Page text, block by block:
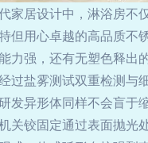
家居设计中，淋浴房不
但用心卓越的高品质不
力强，还有无塑色释出
过盐雾测试双重检测与
发异形体同样不会盲于
关铰固定通过表面抛光